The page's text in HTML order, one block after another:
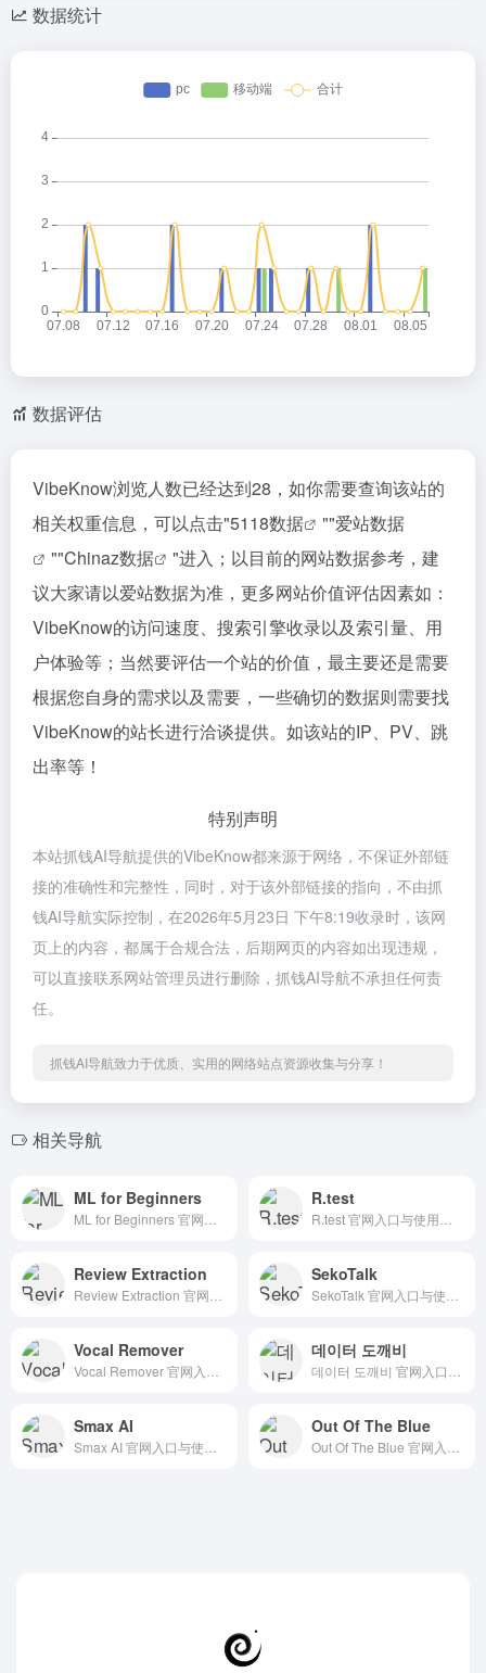
数据统计
数据评估
VibeKnow浏览人数已经达到28，如你需要查询该站的
相关权重信息，可以点击"5118数据 ""爱站数据
""Chinaz数据
"进入；以目前的网站数据参考，建
议大家请以爱站数据为准，更多网站价值评估因素如：
VibeKnow的访问速度、搜索引擎收录以及索引量、用
户体验等；当然要评估一个站的价值，最主要还是需要
根据您自身的需求以及需要，一些确切的数据则需要找
VibeKnow的站长进行洽谈提供。如该站的IP、PV、跳
出率等！
特别声明
本站抓钱AI导航提供的VibeKnow都来源于网络，不保证外部链
接的准确性和完整性，同时，对于该外部链接的指向，不由抓
钱AI导航实际控制，在2026年5月23日 下午8:19收录时，该网
页上的内容，都属于合规合法，后期网页的内容如出现违规，
可以直接联系网站管理员进行删除，抓钱AI导航不承担任何责
任。
抓钱AI导航致力于优质、实用的网络站点资源收集与分享！
相关导航
ML for Beginners R.test
Review Extraction SekoTalk
Vocal Remover 데이터 도깨비
Smax AI Out Of The Blue